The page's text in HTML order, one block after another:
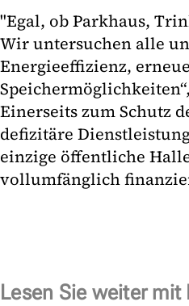
"Egal, ob Parkhaus,
Wir untersuchen alle
Energieeffizienz,
Einerseits zum Schutz
defizitäre
einzige öffentliche
vollumfänglich
Lesen Sie weiter mit